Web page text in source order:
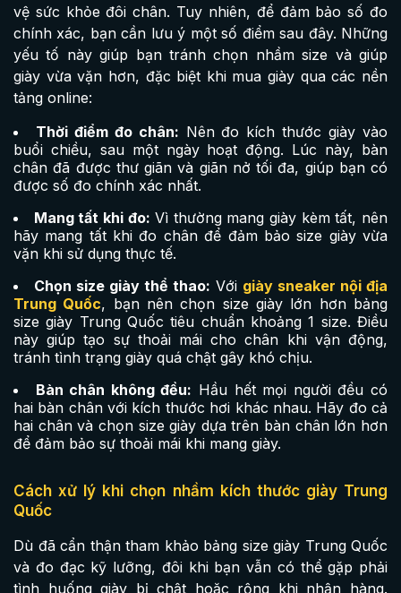
vệ sức khỏe đôi chân. Tuy nhiên, để đảm bảo số đo
chính xác, bạn cần lưu ý một số điểm sau đây. Những
yếu tố này giúp bạn tránh chọn nhầm size và giúp
giày vừa vặn hơn, đặc biệt khi mua giày qua các nền
tảng online:
Thời điểm đo chân: Nên đo kích thước giày vào
buổi chiều, sau một ngày hoạt động. Lúc này, bàn
chân đã được thư giãn và giãn nở tối đa, giúp bạn có
được số đo chính xác nhất.
Mang tất khi đo: Vì thường mang giày kèm tất, nên
hãy mang tất khi đo chân để đảm bảo size giày vừa
vặn khi sử dụng thực tế.
Chọn size giày thể thao: Với giày sneaker nội địa
Trung Quốc, bạn nên chọn size giày lớn hơn bảng
size giày Trung Quốc tiêu chuẩn khoảng 1 size. Điều
này giúp tạo sự thoải mái cho chân khi vận động,
tránh tình trạng giày quá chật gây khó chịu.
Bàn chân không đều: Hầu hết mọi người đều có
hai bàn chân với kích thước hơi khác nhau. Hãy đo cả
hai chân và chọn size giày dựa trên bàn chân lớn hơn
để đảm bảo sự thoải mái khi mang giày.
Cách xử lý khi chọn nhầm kích thước giày Trung
Quốc
Dù đã cẩn thận tham khảo bảng size giày Trung Quốc
và đo đạc kỹ lưỡng, đôi khi bạn vẫn có thể gặp phải
tình huống giày bị chật hoặc rộng khi nhận hàng.